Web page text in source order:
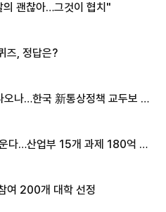
괜찮아…그것이 협치"
즈, 정답은?
나…한국 新통상정책 교두보 활
다…산업부 15개 과제 180억 지
여 200개 대학 선정